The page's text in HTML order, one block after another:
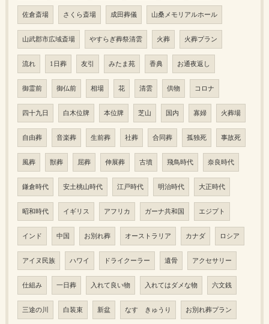
佐倉斎場 さくら斎場 成田葬儀 山桑メモリアルホール
山武郡市広域斎場 やすらぎ葬祭清雲 火葬 火葬プラン
流れ 1日葬 友引 みたま苑 香典 お通夜返し
御霊前 御仏前 相場 花 清雲 供物 コロナ
四十九日 白木位牌 本位牌 芝山 国内 寡婦 火葬場
自由葬 音楽葬 生前葬 社葬 合同葬 孤独死 事故死
風葬 獣葬 屈葬 伸展葬 古墳 飛鳥時代 奈良時代
鎌倉時代 安土桃山時代 江戸時代 明治時代 大正時代
昭和時代 イギリス アフリカ ガーナ共和国 エジプト
インド 中国 お別れ葬 オーストラリア カナダ ロシア
アイヌ民族 ハワイ ドライクーラー 遺骨 アクセサリー
仕組み 一日葬 入れて良い物 入れてはダメな物 六文銭
三途の川 白装束 新盆 なす きゅうり お別れ葬プラン